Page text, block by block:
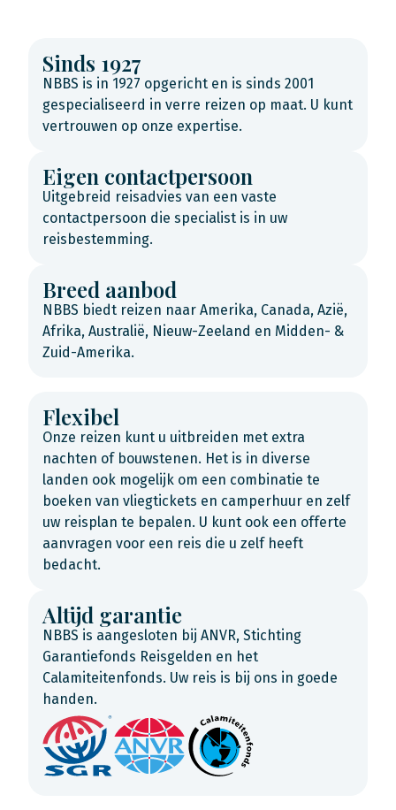
Sinds 1927
NBBS is in 1927 opgericht en is sinds 2001
gespecialiseerd in verre reizen op maat. U kunt
vertrouwen op onze expertise.
Eigen contactpersoon
Uitgebreid reisadvies van een vaste
contactpersoon die specialist is in uw
reisbestemming.
Breed aanbod
NBBS biedt reizen naar Amerika, Canada, Azië,
Afrika, Australië, Nieuw-Zeeland en Midden- &
Zuid-Amerika.
Flexibel
Onze reizen kunt u uitbreiden met extra
nachten of bouwstenen. Het is in diverse
landen ook mogelijk om een combinatie te
boeken van vliegtickets en camperhuur en zelf
uw reisplan te bepalen. U kunt ook een offerte
aanvragen voor een reis die u zelf heeft
bedacht.
Altijd garantie
NBBS is aangesloten bij ANVR, Stichting
Garantiefonds Reisgelden en het
Calamiteitenfonds. Uw reis is bij ons in goede
handen.